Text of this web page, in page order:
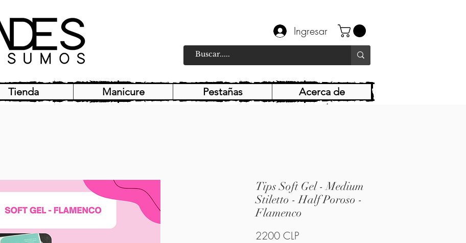
Ingresar
Tienda Manicure Pestañas Acerca de
Tips Soft Gel - Medium
Stiletto - Half Poroso -
Flamenco
2200 CLPPrecio